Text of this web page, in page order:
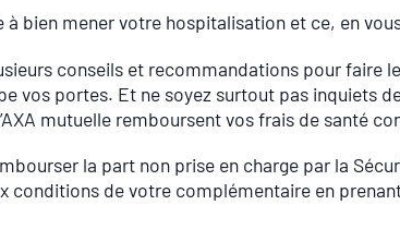
à bien mener votre hospitalisation et ce, en
conseils et recommandations pour faire
vos portes. Et ne soyez surtout pas inquiets
mutuelle remboursent vos frais de santé
la part non prise en charge par la
conditions de votre complémentaire en